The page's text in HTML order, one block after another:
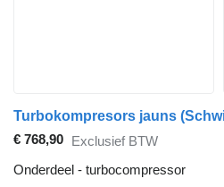
€ 768,90 Exclusief BTW
Onderdeel - turbocompressor